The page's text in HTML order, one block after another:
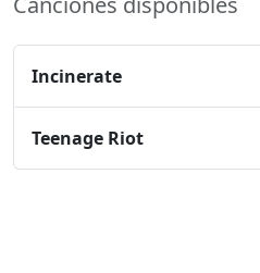
Incinerate
Teenage Riot